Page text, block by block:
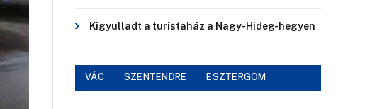
Kigyulladt a turistaház a Nagy-Hideg-hegyen
VÁC SZENTENDRE ESZTERGOM